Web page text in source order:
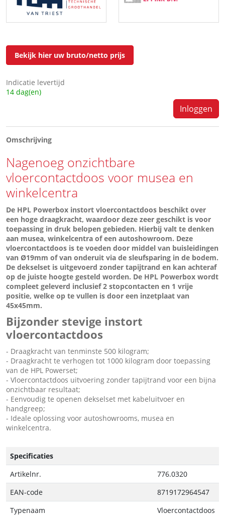
Bekijk hier uw bruto/netto prijs
Indicatie levertijd
14 dag(en)
Inloggen
Omschrijving
Nagenoeg onzichtbare
vloercontactdoos voor musea en
winkelcentra
De HPL Powerbox instort vloercontactdoos beschikt over
een hoge draagkracht, waardoor deze zeer geschikt is voor
toepassing in druk belopen gebieden. Hierbij valt te denken
aan musea, winkelcentra of een autoshowroom. Deze
vloercontactdoos is te voeden door middel van buisleidingen
van Ø19mm of van onderuit via de sleufsparing in de bodem.
De dekselset is uitgevoerd zonder tapijtrand en kan achteraf
op de juiste hoogte gesteld worden. De HPL Powerbox wordt
compleet geleverd inclusief 2 stopcontacten en 1 vrije
positie, welke op te vullen is door een inzetplaat van
45x45mm.
Bijzonder stevige instort
vloercontactdoos
- Draagkracht van tenminste 500 kilogram;
- Draagkracht te verhogen tot 1000 kilogram door toepassing
van de HPL Powerset;
- Vloercontactdoos uitvoering zonder tapijtrand voor een bijna
onzichtbaar resultaat;
- Eenvoudig te openen dekselset met kabeluitvoer en
handgreep;
- Ideale oplossing voor autoshowrooms, musea en
winkelcentra.
Specificaties
Artikelnr.
776.0320
EAN-code
8719172964547
Typenaam
Vloercontactdoos